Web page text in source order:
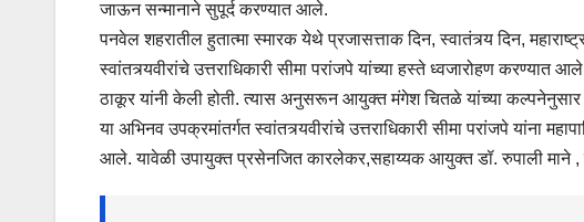
जाऊन सन्मानाने सुपूर्द करण्यात आले.
पनवेल शहरातील हुतात्मा स्मारक येथे प्रजासत्ताक दिन, स्वातंत्र्य दिन,
स्वांतत्र्यवीरांचे उत्तराधिकारी सीमा परांजपे यांच्या हस्ते ध्वजारोहण
ठाकूर यांनी केली होती. त्यास अनुसरून आयुक्त मंगेश चितळे यांच्या
या अभिनव उपक्रमांतर्गत स्वांतत्र्यवीरांचे उत्तराधिकारी सीमा परांजपे यांना
आले. यावेळी उपायुक्त प्रसेनजित कारलेकर,सहाय्यक आयुक्त डॉ. रुपाली माने ,